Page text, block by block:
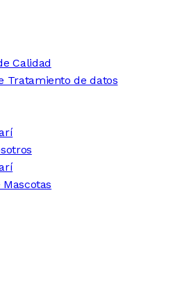
Calidad
Tratamiento de datos